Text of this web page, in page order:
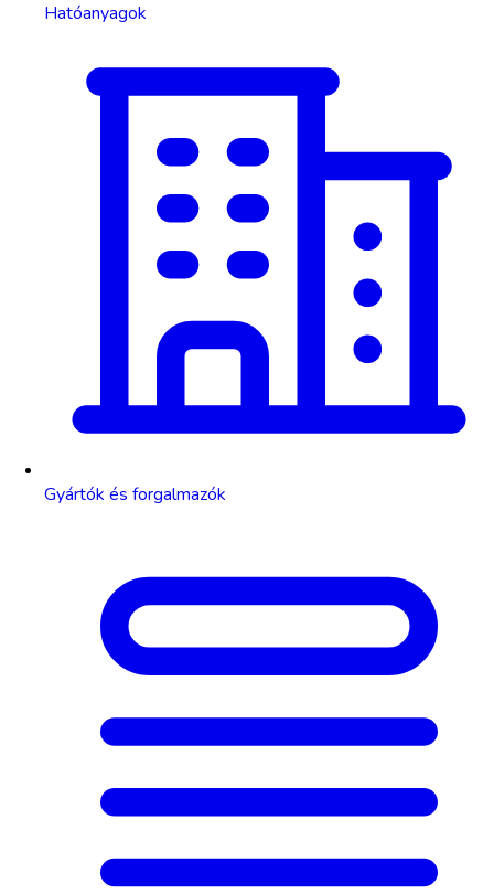
Hatóanyagok
Gyártók és forgalmazók